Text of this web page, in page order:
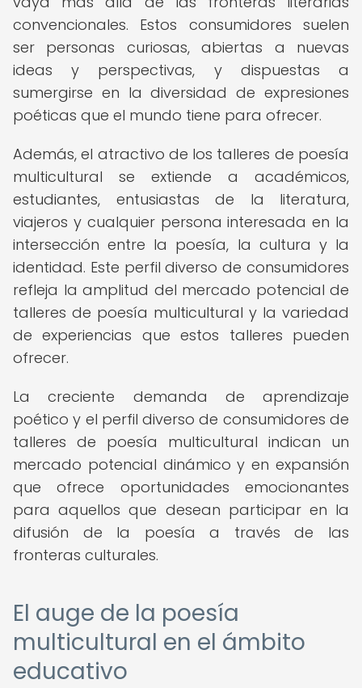
convencionales. Estos consumidores suelen
ser personas curiosas, abiertas a nuevas
ideas y perspectivas, y dispuestas a
sumergirse en la diversidad de expresiones
poéticas que el mundo tiene para ofrecer.
Además, el atractivo de los talleres de poesía
multicultural se extiende a académicos,
estudiantes, entusiastas de la literatura,
viajeros y cualquier persona interesada en la
intersección entre la poesía, la cultura y la
identidad. Este perfil diverso de consumidores
refleja la amplitud del mercado potencial de
talleres de poesía multicultural y la variedad
de experiencias que estos talleres pueden
ofrecer.
La creciente demanda de aprendizaje
poético y el perfil diverso de consumidores de
talleres de poesía multicultural indican un
mercado potencial dinámico y en expansión
que ofrece oportunidades emocionantes
para aquellos que desean participar en la
difusión de la poesía a través de las
fronteras culturales.
El auge de la poesía
multicultural en el ámbito
educativo